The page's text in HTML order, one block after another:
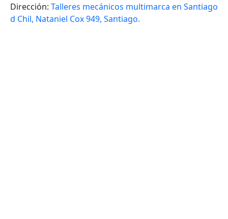
Dirección: Talleres mecánicos multimarca en Santiago
d Chil, Nataniel Cox 949, Santiago.